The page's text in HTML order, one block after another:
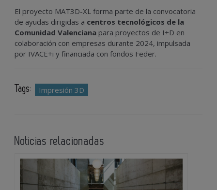
El proyecto MAT3D-XL forma parte de la convocatoria
de ayudas dirigidas a centros tecnológicos de la
Comunidad Valenciana para proyectos de I+D en
colaboración con empresas durante 2024, impulsada
por IVACE+i y financiada con fondos Feder.
Tags: Impresión 3D
Noticias relacionadas